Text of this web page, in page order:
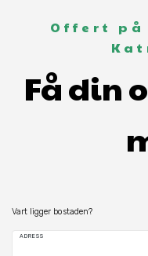
Offert
Få din
Vart ligger bostaden?
ADRESS